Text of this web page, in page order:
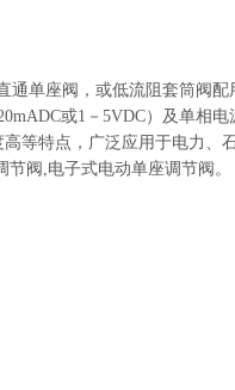
通单座阀，或低流阻套筒阀配
或1 － 5VDC）及单相
等特点，广泛应用于电力、
节阀 ,电子式电动单座调节阀。